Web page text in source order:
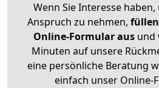
Wenn Sie Interesse
Anspruch zu nehmen,
Online-Formular ausund
Minuten auf unsere
eine persönliche Beratung
einfach unser Online-